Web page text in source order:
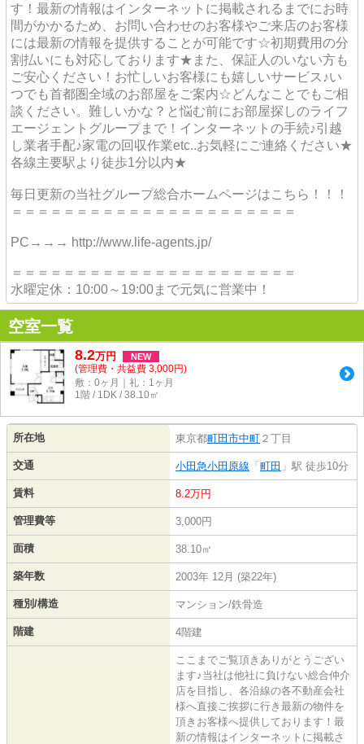
す！最新の情報はインターネットに掲載されるまでにお時
間がかかるため、お問い合わせのお客様やご来店のお客様
には最新の情報を提供することが可能です☆初期費用の分
割払いにも対応しております★また、保証人のいない方も
ご安心ください！お忙しいお客様にも嬉しいサービス♪い
つでも首都圏全域のお部屋をご案内☆どんなことでもご相
談ください。難しいかな？と悩む前にお部屋探しのライフ
エージェントグループまで！インターネットの手続♪引越
し業者手配♪家電の回収作業etc..お気軽にご連絡ください★
各線主要駅より徒歩1分以内★
毎日更新の当社グループ総合ホームページはこちら！！！
＝＝＝＝＝＝＝＝＝＝＝＝＝＝＝＝＝＝＝＝＝＝
PC→→→ http://www.life-agents.jp/
＝＝＝＝＝＝＝＝＝＝＝＝＝＝＝＝＝＝＝＝＝＝
水曜定休：10:00～19:00まで元気に営業中！
空室一覧
8.2万円 NEW
(管理費・共益費 3,000円)
敷：0ヶ月｜礼：1ヶ月
1階 / 1DK / 38.10㎡
所在地 東京都町田市中町 ２丁目
交通 小田急小田原線 「 町田 」駅 徒歩10分
賃料 8.2万円
管理費等 3,000円
面積 38.10㎡
築年数 2003年 12月 (築22年)
種別/構造 マンション/鉄骨造
階建 4階建
ここまでご覧頂きありがとうござい
ます♪当社は他社に負けない総合仲介
店を目指し、各沿線の各不動産会社
様へ直接ご挨拶に行き最新の物件を
頂きお客様へ提供しております！最
新の情報はインターネットに掲載さ